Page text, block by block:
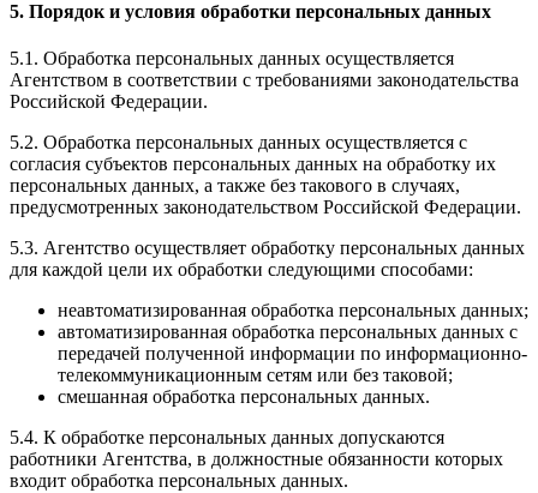
5. Порядок и условия обработки персональных данных
5.1. Обработка персональных данных осуществляется
Агентством в соответствии с требованиями законодательства
Российской Федерации.
5.2. Обработка персональных данных осуществляется с
согласия субъектов персональных данных на обработку их
персональных данных, а также без такового в случаях,
предусмотренных законодательством Российской Федерации.
5.3. Агентство осуществляет обработку персональных данных
для каждой цели их обработки следующими способами:
неавтоматизированная обработка персональных данных;
автоматизированная обработка персональных данных с
передачей полученной информации по информационно-
телекоммуникационным сетям или без таковой;
смешанная обработка персональных данных.
5.4. К обработке персональных данных допускаются
работники Агентства, в должностные обязанности которых
входит обработка персональных данных.